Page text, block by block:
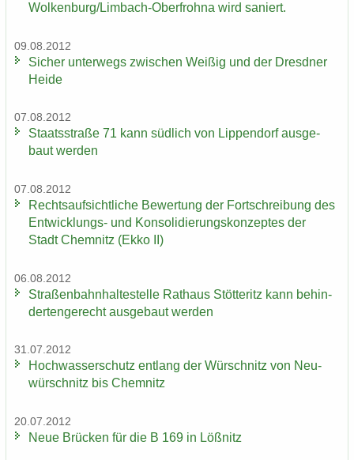
Wol­ken­burg/Limbach-​Oberfrohna wird sa­niert.
09.08.2012
Si­cher un­ter­wegs zwi­schen Wei­ßig und der Dresd­ner
Heide
07.08.2012
Staats­stra­ße 71 kann süd­lich von Lip­pen­dorf aus­ge­
baut wer­den
07.08.2012
Rechts­auf­sicht­li­che Be­wer­tung der Fort­schrei­bung des
Entwicklungs-​ und Kon­so­li­die­rungs­kon­zep­tes der
Stadt Chem­nitz (Ekko II)
06.08.2012
Stra­ßen­bahn­hal­te­stel­le Rat­haus Stöt­teritz kann be­hin­
der­ten­ge­recht aus­ge­baut wer­den
31.07.2012
Hoch­was­ser­schutz ent­lang der Wür­schnitz von Neu­
wür­schnitz bis Chem­nitz
20.07.2012
Neue Brü­cken für die B 169 in Löß­nitz